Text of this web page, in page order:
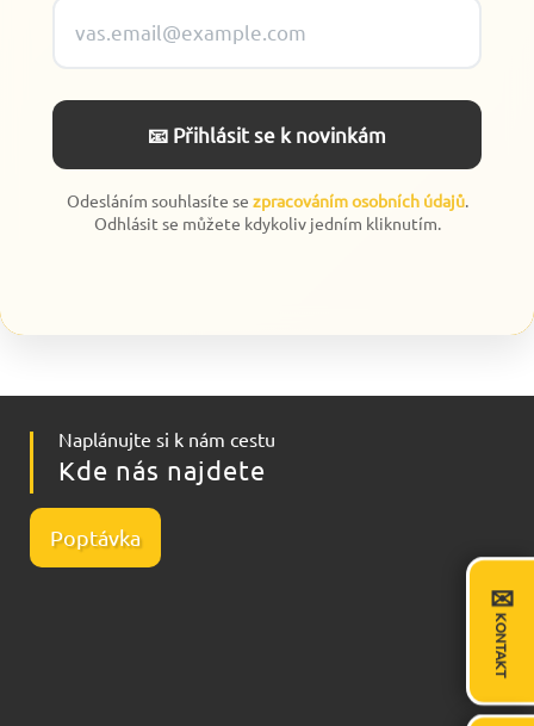
📧 Přihlásit se k novinkám
Odesláním souhlasíte se zpracováním osobních údajů.
Odhlásit se můžete kdykoliv jedním kliknutím.
Naplánujte si k nám cestu
Kde nás najdete
Poptávka
✉
KONTAKT